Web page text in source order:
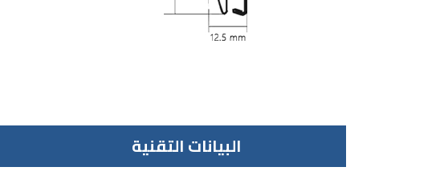
البيانات التقنية